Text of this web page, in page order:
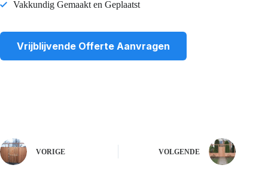
Vakkundig Gemaakt en Geplaatst
Vrijblijvende Offerte Aanvragen
VORIGE VOLGENDE